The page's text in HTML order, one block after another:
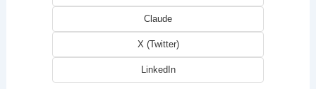
Claude
X (Twitter)
LinkedIn